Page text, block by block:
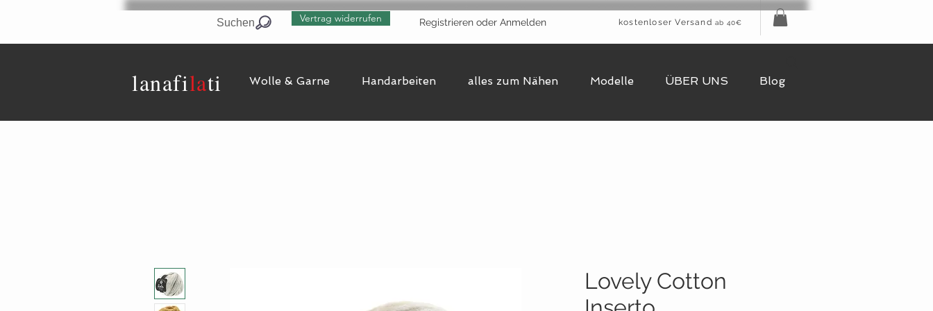
Suchen Vertrag widerrufen Registrieren oder Anmelden kostenloser Versand ab 40€
lanafilati Wolle & Garne Handarbeiten alles zum Nähen Modelle ÜBER UNS Blog
Lovely Cotton